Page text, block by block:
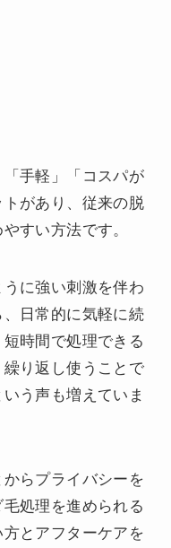
手軽」「コスパが
があり、従来の脱
すい方法です。
に強い刺激を伴わ
日常的に気軽に続
時間で処理できる
り返し使うことで
う声も増えていま
らプライバシーを
処理を進められる
とアフターケアを